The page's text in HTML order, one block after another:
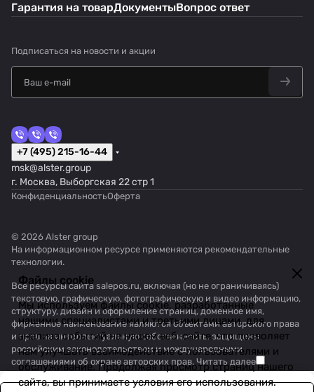
Файлы cookie
Мы используем файлы cookie, разработанные
нашими специалистами и третьими лицами, для
анализа событий на нашем веб-сайте, что позволяет
нам улучшать взаимодействие с пользователями и
обслуживание. Продолжая просмотр страниц нашего
сайта, вы принимаете условия его использования.
Гарантия на товарДокументыВопрос ответ
Подписаться на новости и акции
+7 (495) 215-16-44
msk@alster.group
г. Москва, Выборгская 22 стр 1
КонфиденциальностьОферта
© 2026 Alster group
На информационном ресурсе применяются рекомендательные
технологии.
Все ресурсы сайта salepos.ru, включая (но не ограничиваясь)
текстовую, графическую, фотографическую и видео информацию,
структуру, дизайн и оформление страниц, доменное имя,
фирменное наименование являются объектами авторского права
и прав на интеллектуальную собственность, защищены
российским законодательством и международными
соглашениями об охране авторских прав. Читать далее